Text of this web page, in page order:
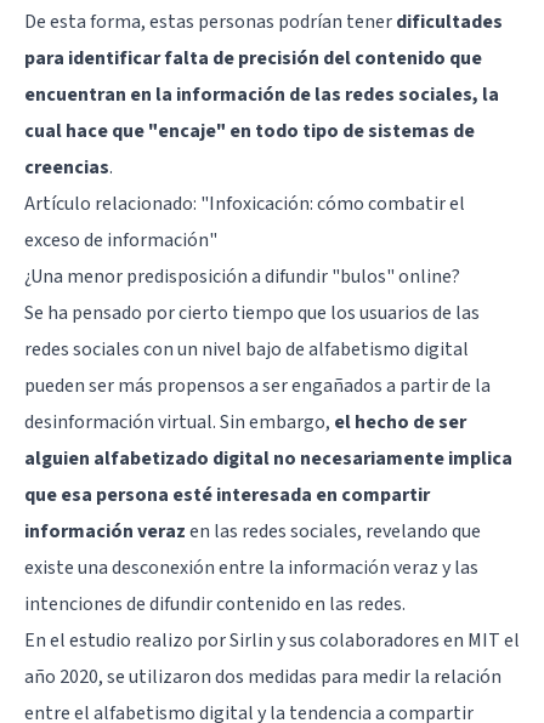
De esta forma, estas personas podrían tenerdificultades
para identificar falta de precisión del contenido que
encuentran en la información de las redes sociales, la
cual hace que "encaje" en todo tipo de sistemas de
creencias.
Artículo relacionado: "Infoxicación: cómo combatir el
exceso de información"
¿Una menor predisposición a difundir "bulos" online?
Se ha pensado por cierto tiempo que los usuarios de las
redes sociales con un nivel bajo de alfabetismo digital
pueden ser más propensos a ser engañados a partir de la
desinformación virtual. Sin embargo, el hecho de ser
alguien alfabetizado digital no necesariamente implica
que esa persona esté interesada en compartir
información verazen las redes sociales, revelando que
existe una desconexión entre la información veraz y las
intenciones de difundir contenido en las redes.
En el estudio realizo por Sirlin y sus colaboradores en MIT el
año 2020, se utilizaron dos medidas para medir la relación
entre el alfabetismo digital y la tendencia a compartir